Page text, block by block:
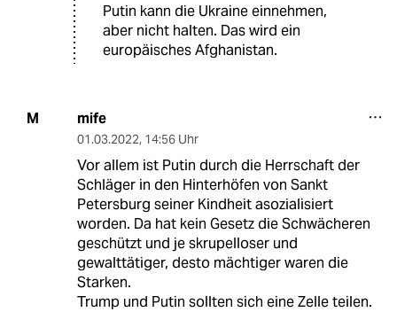
Putin kann die Ukraine einnehmen,
aber nicht halten. Das wird ein
europäisches Afghanistan.
M mife
01.03.2022, 14:56 Uhr
Vor allem ist Putin durch die Herrschaft der
Schläger in den Hinterhöfen von Sankt
Petersburg seiner Kindheit asozialisiert
worden. Da hat kein Gesetz die Schwächeren
geschützt und je skrupelloser und
gewalttätiger, desto mächtiger waren die
Starken.
Trump und Putin sollten sich eine Zelle teilen.